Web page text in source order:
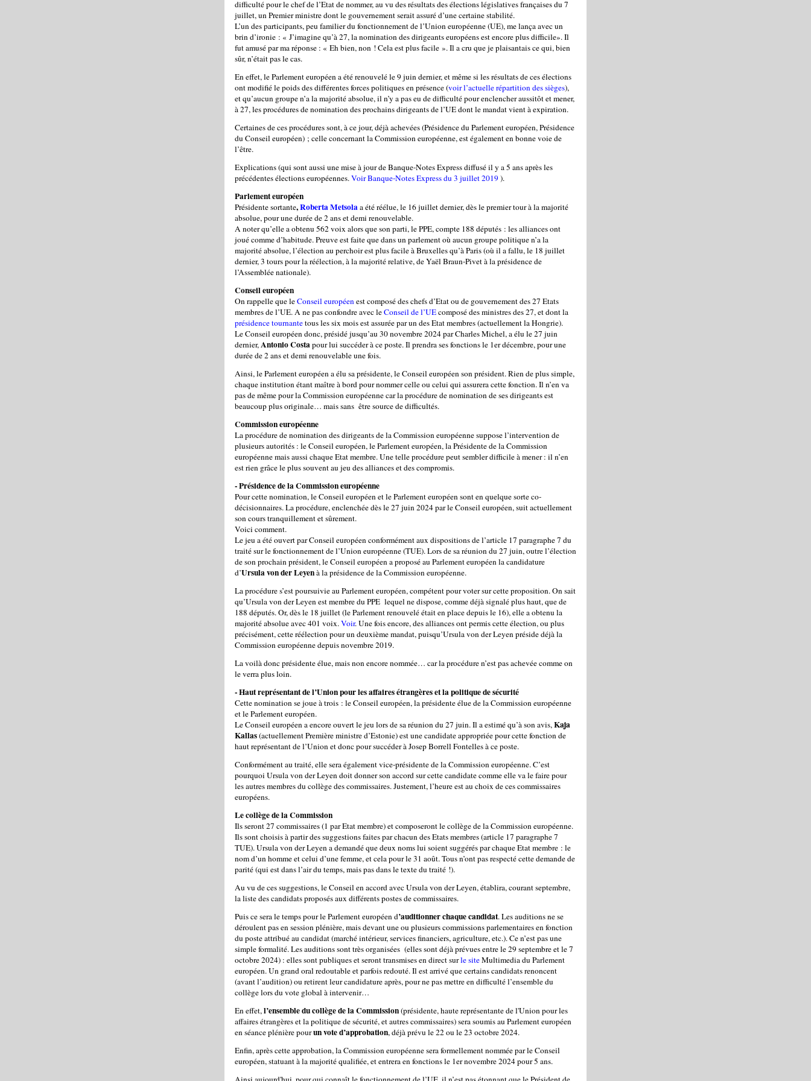
difficulté pour le chef de l’Etat de nommer, au vu des résultats des élections législatives françaises du 7
juillet, un Premier ministre dont le gouvernement serait assuré d’une certaine stabilité.
L’un des participants, peu familier du fonctionnement de l’Union européenne (UE), me lança avec un
brin d’ironie : « J’imagine qu’à 27, la nomination des dirigeants européens est encore plus difficile». Il
fut amusé par ma réponse : « Eh bien, non ! Cela est plus facile ». Il a cru que je plaisantais ce qui, bien
sûr, n’était pas le cas.
En effet, le Parlement européen a été renouvelé le 9 juin dernier, et même si les résultats de ces élections
ont modifié le poids des différentes forces politiques en présence (voir l’actuelle répartition des sièges),
et qu’aucun groupe n’a la majorité absolue, il n’y a pas eu de difficulté pour enclencher aussitôt et mener,
à 27, les procédures de nomination des prochains dirigeants de l’UE dont le mandat vient à expiration.
Certaines de ces procédures sont, à ce jour, déjà achevées (Présidence du Parlement européen, Présidence
du Conseil européen) ; celle concernant la Commission européenne, est également en bonne voie de
l’être.
Explications (qui sont aussi une mise à jour de Banque-Notes Express diffusé il y a 5 ans après les
précédentes élections européennes.Voir Banque-Notes Express du 3 juillet 2019 ).
Parlement européen
Présidente sortante,Roberta Metsolaa été réélue, le 16 juillet dernier, dès le premier tour à la majorité
absolue, pour une durée de 2 ans et demi renouvelable.
A noter qu’elle a obtenu 562 voix alors que son parti, le PPE, compte 188 députés : les alliances ont
joué comme d’habitude. Preuve est faite que dans un parlement où aucun groupe politique n’a la
majorité absolue, l’élection au perchoir est plus facile à Bruxelles qu’à Paris (où il a fallu, le 18 juillet
dernier, 3 tours pour la réélection, à la majorité relative, de Yaël Braun-Pivet à la présidence de
l’Assemblée nationale).
Conseil européen
On rappelle que leConseil européenest composé des chefs d’Etat ou de gouvernement des 27 Etats
membres de l’UE. A ne pas confondre avec leConseil de l’UEcomposé des ministres des 27, et dont la
présidence tournantetous les six mois est assurée par un des Etat membres (actuellement la Hongrie).
Le Conseil européen donc, présidé jusqu’au 30 novembre 2024 par Charles Michel, a élu le 27 juin
dernier,Antonio Costapour lui succéder à ce poste. Il prendra ses fonctions le 1er décembre, pour une
durée de 2 ans et demi renouvelable une fois.
Ainsi, le Parlement européen a élu sa présidente, le Conseil européen son président. Rien de plus simple,
chaque institution étant maître à bord pour nommer celle ou celui qui assurera cette fonction. Il n’en va
pas de même pour la Commission européenne car la procédure de nomination de ses dirigeants est
beaucoup plus originale… mais sans être source de difficultés.
Commission européenne
La procédure de nomination des dirigeants de la Commission européenne suppose l’intervention de
plusieurs autorités : le Conseil européen, le Parlement européen, la Présidente de la Commission
européenne mais aussi chaque Etat membre. Une telle procédure peut sembler difficile à mener : il n’en
est rien grâce le plus souvent au jeu des alliances et des compromis.
- Présidence de la Commission européenne
Pour cette nomination, le Conseil européen et le Parlement européen sont en quelque sorte co-
décisionnaires. La procédure, enclenchée dès le 27 juin 2024 par le Conseil européen, suit actuellement
son cours tranquillement et sûrement.
Voici comment.
Le jeu a été ouvert par Conseil européen conformément aux dispositions de l’article 17 paragraphe 7 du
traité sur le fonctionnement de l’Union européenne (TUE). Lors de sa réunion du 27 juin, outre l’élection
de son prochain président, le Conseil européen a proposé au Parlement européen la candidature
d’Ursula von der Leyenà la présidence de la Commission européenne.
La procédure s’est poursuivie au Parlement européen, compétent pour voter sur cette proposition. On sait
qu’Ursula von der Leyen est membre du PPE lequel ne dispose, comme déjà signalé plus haut, que de
188 députés. Or, dès le 18 juillet (le Parlement renouvelé était en place depuis le 16), elle a obtenu la
majorité absolue avec 401 voix.Voir. Une fois encore, des alliances ont permis cette élection, ou plus
précisément, cette réélection pour un deuxième mandat, puisqu’Ursula von der Leyen préside déjà la
Commission européenne depuis novembre 2019.
La voilà donc présidente élue, mais non encore nommée… car la procédure n’est pas achevée comme on
le verra plus loin.
- Haut représentant de l’Union pour les affaires étrangères et la politique de sécurité
Cette nomination se joue à trois : le Conseil européen, la présidente élue de la Commission européenne
et le Parlement européen.
Le Conseil européen a encore ouvert le jeu lors de sa réunion du 27 juin. Il a estimé qu’à son avis,Kaja
Kallas(actuellement Première ministre d’Estonie) est une candidate appropriée pour cette fonction de
haut représentant de l’Union et donc pour succéder à Josep Borrell Fontelles à ce poste.
Conformément au traité, elle sera également vice-présidente de la Commission européenne. C’est
pourquoi Ursula von der Leyen doit donner son accord sur cette candidate comme elle va le faire pour
les autres membres du collège des commissaires. Justement, l’heure est au choix de ces commissaires
européens.
Le collège de la Commission
Ils seront 27 commissaires (1 par Etat membre) et composeront le collège de la Commission européenne.
Ils sont choisis à partir des suggestions faites par chacun des Etats membres (article 17 paragraphe 7
TUE). Ursula von der Leyen a demandé que deux noms lui soient suggérés par chaque Etat membre : le
nom d’un homme et celui d’une femme, et cela pour le 31 août. Tous n’ont pas respecté cette demande de
parité (qui est dans l’air du temps, mais pas dans le texte du traité !).
Au vu de ces suggestions, le Conseil en accord avec Ursula von der Leyen, établira, courant septembre,
la liste des candidats proposés aux différents postes de commissaires.
Puis ce sera le temps pour le Parlement européen d’auditionner chaque candidat. Les auditions ne se
déroulent pas en session plénière, mais devant une ou plusieurs commissions parlementaires en fonction
du poste attribué au candidat (marché intérieur, services financiers, agriculture, etc.). Ce n’est pas une
simple formalité. Les auditions sont très organisées (elles sont déjà prévues entre le 29 septembre et le 7
octobre 2024) : elles sont publiques et seront transmises en direct surle siteMultimedia du Parlement
européen. Un grand oral redoutable et parfois redouté. Il est arrivé que certains candidats renoncent
(avant l’audition) ou retirent leur candidature après, pour ne pas mettre en difficulté l’ensemble du
collège lors du vote global à intervenir…
En effet,l’ensemble du collège de la Commission(présidente, haute représentante de l'Union pour les
affaires étrangères et la politique de sécurité, et autres commissaires) sera soumis au Parlement européen
en séance plénière pourun vote d’approbation, déjà prévu le 22 ou le 23 octobre 2024.
Enfin, après cette approbation, la Commission européenne sera formellement nommée par le Conseil
européen, statuant à la majorité qualifiée, et entrera en fonctions le 1er novembre 2024 pour 5 ans.